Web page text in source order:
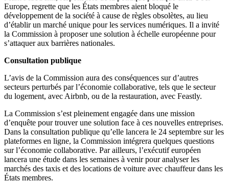
Europe, regrette que les États membres aient bloqué le
développement de la société à cause de règles obsolètes, au lieu
d’établir un marché unique pour les services numériques. Il a invité
la Commission à proposer une solution à échelle européenne pour
s’attaquer aux barrières nationales.
Consultation publique
L’avis de la Commission aura des conséquences sur d’autres
secteurs perturbés par l’économie collaborative, tels que le secteur
du logement, avec Airbnb, ou de la restauration, avec Feastly.
La Commission s’est pleinement engagée dans une mission
d’enquête pour trouver une solution face à ces nouvelles entreprises.
Dans la consultation publique qu’elle lancera le 24 septembre sur les
plateformes en ligne, la Commission intégrera quelques questions
sur l’économie collaborative. Par ailleurs, l’exécutif européen
lancera une étude dans les semaines à venir pour analyser les
marchés des taxis et des locations de voiture avec chauffeur dans les
États membres.